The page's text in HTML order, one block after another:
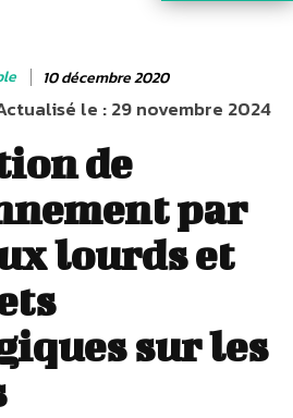
10 décembre 2020
le :29 novembre 2024
de
par
lourds et
sur les